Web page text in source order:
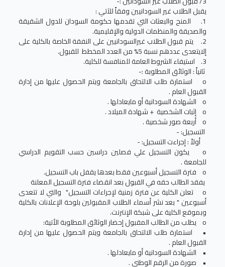
يقبل الطلاب غير السودانيين وفقاً للآتي :
1. المنح والبعثات التي تقدمها حكومة السودان للدول الشقيقة
والصديقة والمنظمات الدولية والإقليمية.
2. يتم قبول الطلاب غيرالسودانيين على النفقة الخاصة بالكلية على
إلايتعدى عددهم نسبة 5% من العدد المخطط للقبول.
3. استيفاء الشروط العامة للمنافسة للكلية.
ثانياً : الوثائق المطلوبة :-
o استمارة طلب الالتحاق بالجامعة ويتم الحصول عليها من إدارة
القبول العام .
o الشهادة السودانية أو مايعادلها .
o إثبات الشخصية + شهادة الميلاد .
o أربعة صور شخصية .
التسجيل: -
أولاً : إجراءت التسجيل: -
o يكون التسجيل علي فصلين دراسين حسب التقويم الدراسي
للجامعة .
o فترة التسجيل أسبوعين فقط بعدها يقفل باب التسجيل.
يفقد الطالب حقه في القبول بعد انقضاء فترة التسجيل المعلنة
o تعلن الكلية عن فترة زمنية لإجراءات التسجيل" والتي لا تتعدى
أسبوعين " بعد نشر أسماء الطلاب المقبولين بلوحة الإعلانات بالكلية
وبموقع الكلية على شبكة الإنترنت.
o يطلب من الطالب المقبول إحضار الوثائق المطلوبة الأتية:
• استمارة طلب الالتحاق بالجامعة ويتم الحصول عليها من إدارة
القبول العام .
• الشهادة السودانية أو مايعادلها .
• صورة من الرقم الوطني .